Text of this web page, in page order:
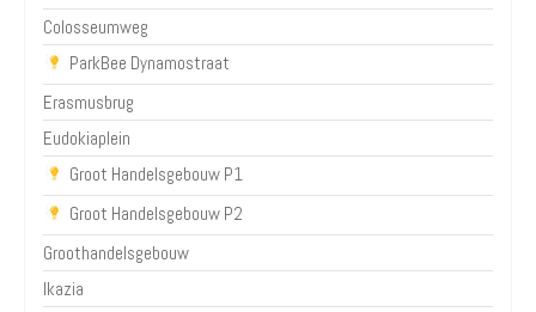
Colosseumweg
ParkBee Dynamostraat
Erasmusbrug
Eudokiaplein
Groot Handelsgebouw P1
Groot Handelsgebouw P2
Groothandelsgebouw
Ikazia